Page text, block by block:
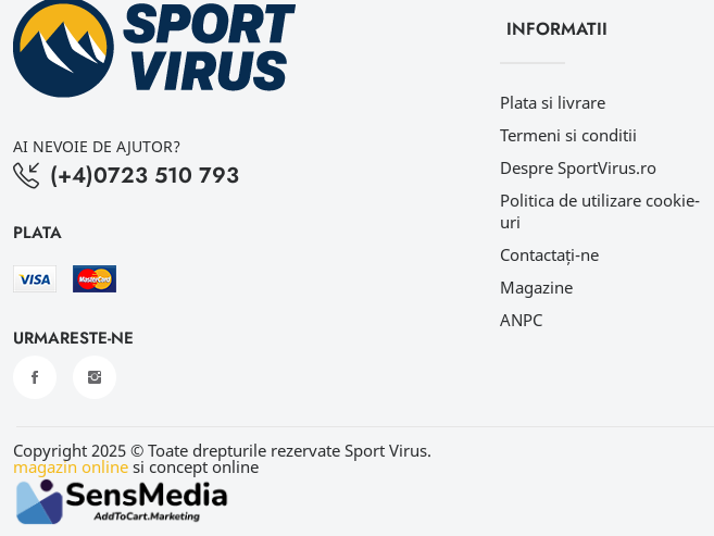
AI NEVOIE DE AJUTOR?
(+4)0723 510 793
PLATA
URMARESTE-NE
INFORMATII
Plata si livrare
Termeni si conditii
Despre SportVirus.ro
Politica de utilizare cookie-
uri
Contactați-ne
Magazine
ANPC
Copyright 2025 © Toate drepturile rezervate Sport Virus.
magazin online si concept online